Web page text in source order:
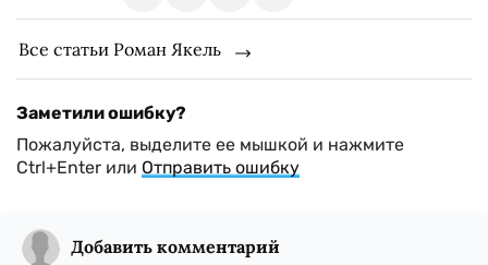
Все статьи Роман Якель
Заметили ошибку?
Пожалуйста, выделите ее мышкой и нажмите
Ctrl+Enter или Отправить ошибку
Добавить комментарий